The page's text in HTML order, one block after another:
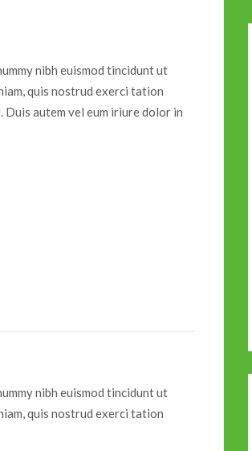
nibh euismod tincidunt ut
quis nostrud exerci tation
autem vel eum iriure dolor in
nibh euismod tincidunt ut
quis nostrud exerci tation